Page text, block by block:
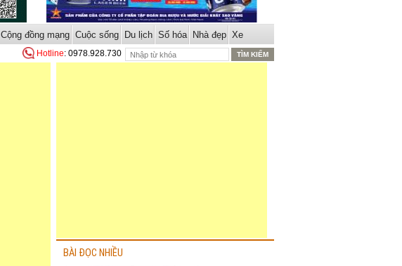
Cộng đồng mạng Cuộc sống Du lịch Số hóa Nhà đẹp Xe
Hotline: 0978.928.730
BÀI ĐỌC NHIỀU